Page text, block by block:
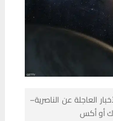
العاجلة عن الناصرية–
أو أكس